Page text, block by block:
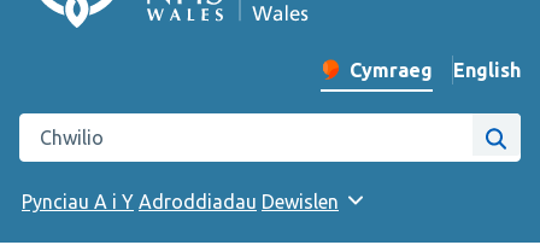
Newid iaith y wefan
Cymraeg English
–
Chwilio gwefan Iechyd Cyhoeddus Cymru
Pynciau A i Y Adroddiadau Dewislen